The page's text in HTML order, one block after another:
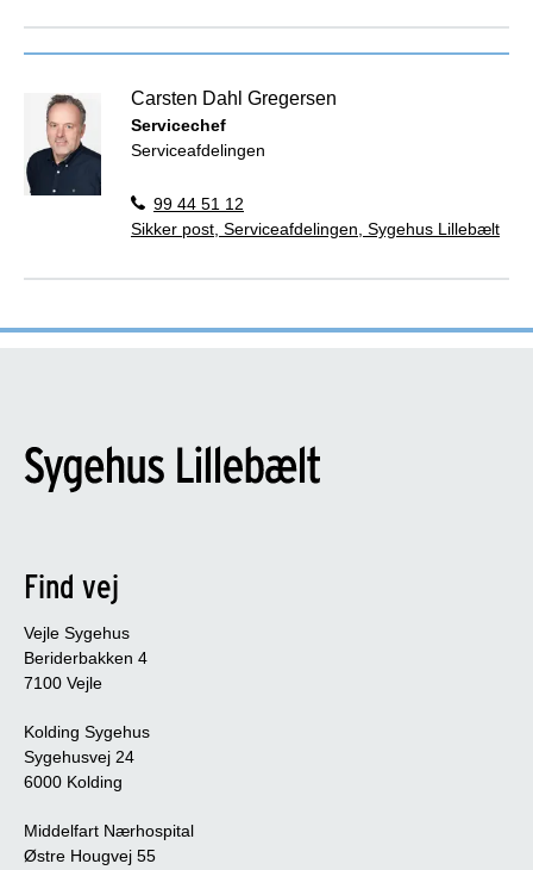
Carsten Dahl Gregersen
Servicechef
Serviceafdelingen
99 44 51 12
Sikker post, Serviceafdelingen, Sygehus Lillebælt
Find vej
Vejle Sygehus
Beriderbakken 4
7100 Vejle
Kolding Sygehus
Sygehusvej 24
6000 Kolding
Middelfart Nærhospital
Østre Hougvej 55